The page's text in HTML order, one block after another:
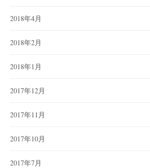
2018年4月
2018年2月
2018年1月
2017年12月
2017年11月
2017年10月
2017年7月